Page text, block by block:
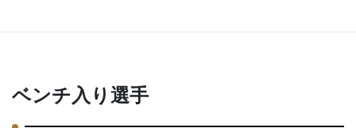
ベンチ入り選手